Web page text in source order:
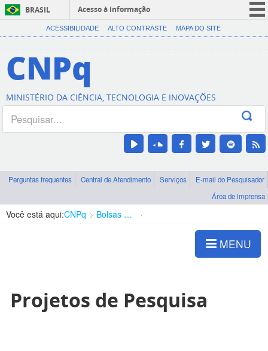
BRASIL
Acesso à informação
CORONAVÍRUS (COVID-19)
Canais
ACESSIBILIDADE ALTO CONTRASTE MAPA DO SITE
CNPq
MINISTÉRIO DA CIÊNCIA, TECNOLOGIA E INOVAÇÕES
Perguntas frequentes Central de Atendimento Serviços
E-mail do Pesquisador
Área de imprensa
Você está aqui:CNPq Bolsas e Auxílios Vigentes
MENU
Projetos de Pesquisa